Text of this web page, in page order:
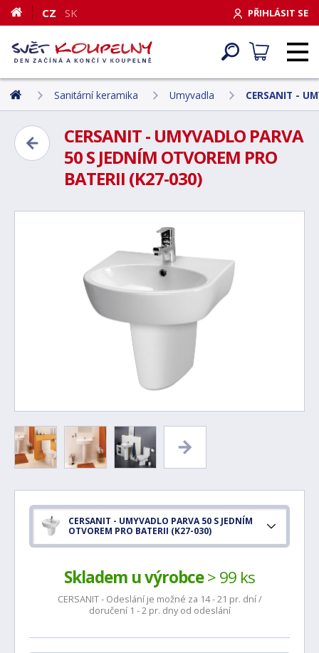
PŘIHLÁSIT SE
CZ SK
Sanitární keramika Umyvadla CERSANIT -
CERSANIT - UMYVADLO PARVA
50 S JEDNÍM OTVOREM PRO
BATERII (K27-030)
CERSANIT - UMYVADLO PARVA 50 S JEDNÍM
OTVOREM PRO BATERII (K27-030)
Skladem u výrobce> 99 ks
CERSANIT - Odeslání je možné za 14 - 21 pr. dní /
doručení 1 - 2 pr. dny od odeslání